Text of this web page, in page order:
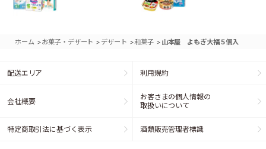
ホーム >お菓子・デザート > デザート >和菓子 > 山本屋 よもぎ大福５個入
配送エリア 利用規約
会社概要
お客さまの個人情報の
取扱いについて
特定商取引法に基づく表示 酒類販売管理者標識